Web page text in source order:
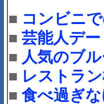
■ コンビニ
■ 芸能人デ
■ 人気のブ
■ レストラ
■ 食べ過ぎ